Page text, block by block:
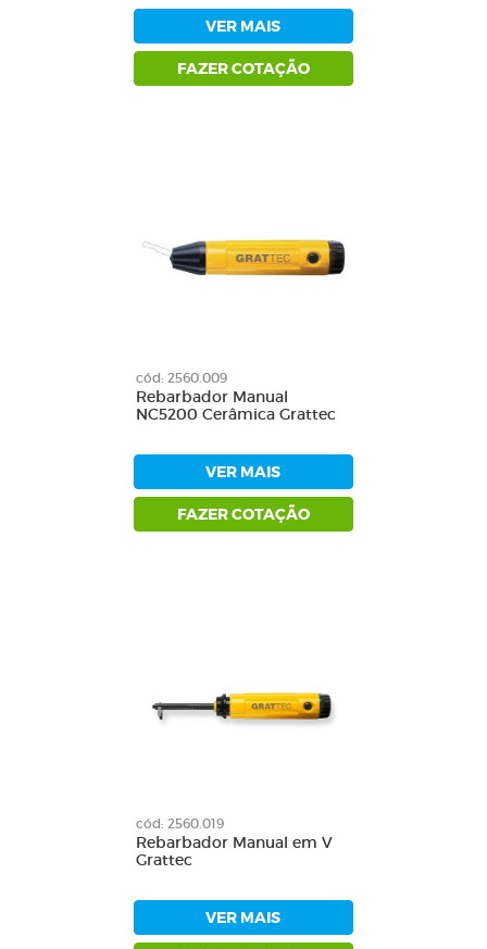
VER MAIS
FAZER COTAÇÃO
cód: 2560.009
Rebarbador Manual
NC5200 Cerâmica Grattec
VER MAIS
FAZER COTAÇÃO
cód: 2560.019
Rebarbador Manual em V
Grattec
VER MAIS